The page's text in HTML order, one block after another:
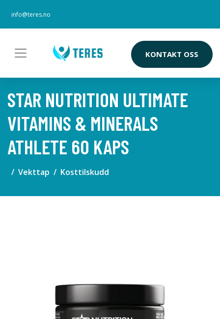
info@teres.no
KONTAKT OSS
STAR NUTRITION ULTIMATE
VITAMINS & MINERALS
ATHLETE 60 KAPS
Vekttap Kosttilskudd